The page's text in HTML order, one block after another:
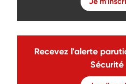
Recevez l'alerte
Sécurité